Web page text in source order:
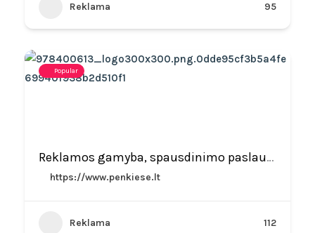
Reklama 95
Popular
Reklamos gamyba, spausdinimo paslaugos
https://www.penkiese.lt
Reklama 112